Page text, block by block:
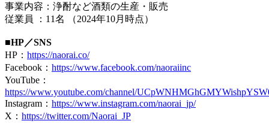
事業内容：浄酎など酒類の生産・販売
従業員 ：11名 （2024年10月時点）
■HP／SNS
HP： https://naorai.co/
Facebook： https://www.facebook.com/naoraiinc
YouTube：
https://www.youtube.com/channel/
Instagram： https://www.instagram.com/naorai_jp/
X： https://twitter.com/Naorai_JP